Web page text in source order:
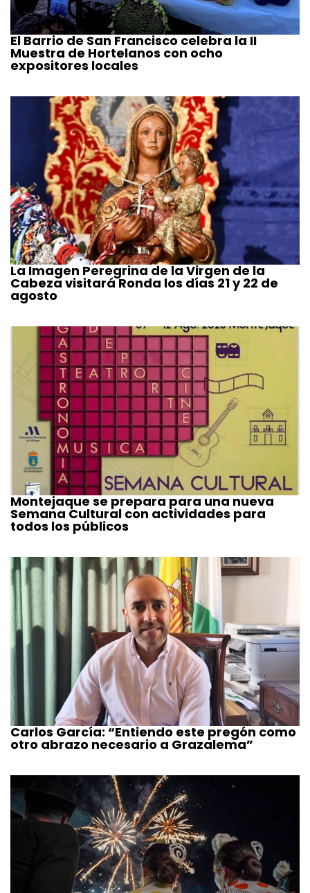
El Barrio de San Francisco celebra la II
Muestra de Hortelanos con ocho
expositores locales
La Imagen Peregrina de la Virgen de la
Cabeza visitará Ronda los días 21 y 22 de
agosto
Montejaque se prepara para una nueva
Semana Cultural con actividades para
todos los públicos
Carlos García: “Entiendo este pregón como
otro abrazo necesario a Grazalema”